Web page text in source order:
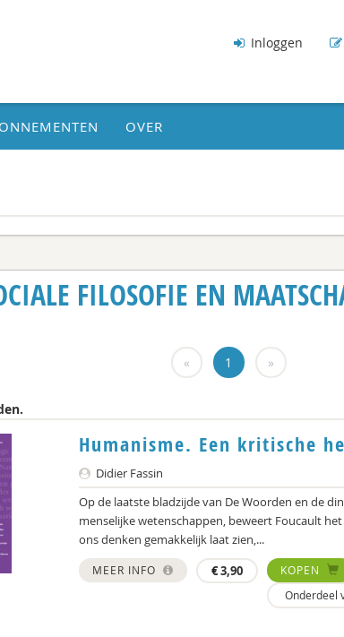
Inloggen
OVER
FILOSOFIE EN
« 1 »
Humanisme. Een kritische
Didier Fassin
Op de laatste bladzijde van De Woorden en de
menselijke wetenschappen, beweert Foucault het
ons denken gemakkelijk laat zien,...
MEER INFO €3,90
KOPEN
Onderdeel